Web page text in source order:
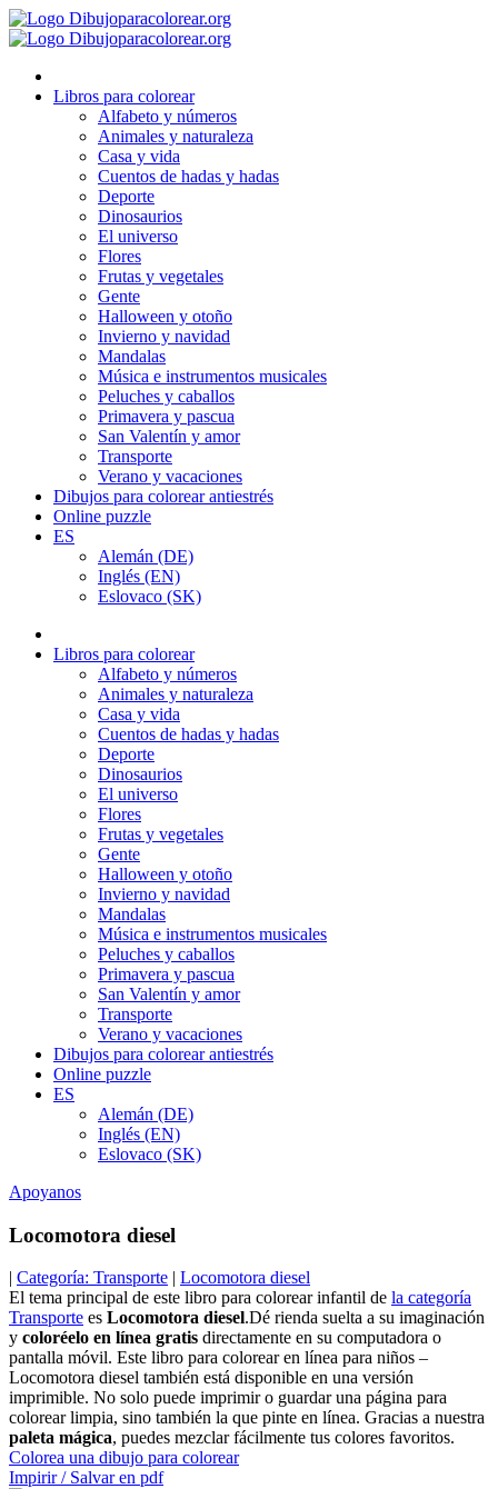
Ir
al
Libros para colorear
Alfabeto y números
Animales y naturaleza
Casa y vida
Cuentos de hadas y hadas
Deporte
Dinosaurios
El universo
Flores
Frutas y vegetales
Gente
Halloween y otoño
Invierno y navidad
Mandalas
Música e instrumentos musicales
Peluches y caballos
Primavera y pascua
San Valentín y amor
Transporte
Verano y vacaciones
Dibujos para colorear antiestrés
Online puzzle
ES
Alemán (DE)
Inglés (EN)
Eslovaco (SK)
Libros para colorear
Alfabeto y números
Animales y naturaleza
Casa y vida
Cuentos de hadas y hadas
Deporte
Dinosaurios
El universo
Flores
Frutas y vegetales
Gente
Halloween y otoño
Invierno y navidad
Mandalas
Música e instrumentos musicales
Peluches y caballos
Primavera y pascua
San Valentín y amor
Transporte
Verano y vacaciones
Dibujos para colorear antiestrés
Online puzzle
ES
Alemán (DE)
Inglés (EN)
Eslovaco (SK)
Apoyanos
Locomotora diesel
| Categoría: Transporte | Locomotora diesel
El tema principal de este libro para colorear infantil de la categoría
Transporte es Locomotora diesel.Dé rienda suelta a su imaginación
y coloréelo en línea gratis directamente en su computadora o
pantalla móvil. Este libro para colorear en línea para niños –
Locomotora diesel también está disponible en una versión
imprimible. No solo puede imprimir o guardar una página para
colorear limpia, sino también la que pinte en línea. Gracias a nuestra
paleta mágica, puedes mezclar fácilmente tus colores favoritos.
Colorea una dibujo para colorear
Impirir / Salvar en pdf